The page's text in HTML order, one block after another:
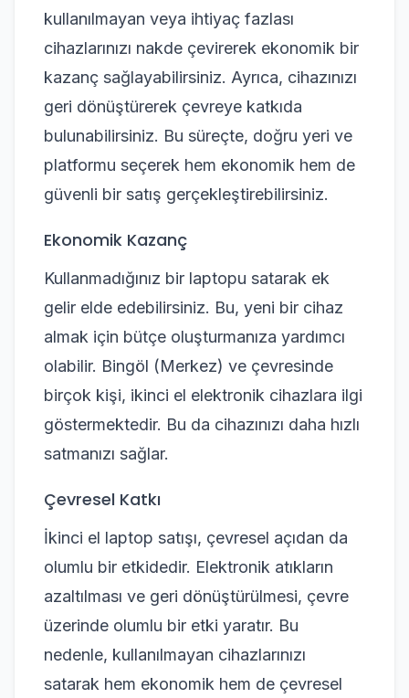
kullanılmayan veya ihtiyaç fazlası
cihazlarınızı nakde çevirerek ekonomik bir
kazanç sağlayabilirsiniz. Ayrıca, cihazınızı
geri dönüştürerek çevreye katkıda
bulunabilirsiniz. Bu süreçte, doğru yeri ve
platformu seçerek hem ekonomik hem de
güvenli bir satış gerçekleştirebilirsiniz.
Ekonomik Kazanç
Kullanmadığınız bir laptopu satarak ek
gelir elde edebilirsiniz. Bu, yeni bir cihaz
almak için bütçe oluşturmanıza yardımcı
olabilir. Bingöl (Merkez) ve çevresinde
birçok kişi, ikinci el elektronik cihazlara ilgi
göstermektedir. Bu da cihazınızı daha hızlı
satmanızı sağlar.
Çevresel Katkı
İkinci el laptop satışı, çevresel açıdan da
olumlu bir etkidedir. Elektronik atıkların
azaltılması ve geri dönüştürülmesi, çevre
üzerinde olumlu bir etki yaratır. Bu
nedenle, kullanılmayan cihazlarınızı
satarak hem ekonomik hem de çevresel